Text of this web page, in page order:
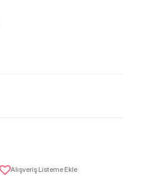
Alışveriş Listeme Ekle